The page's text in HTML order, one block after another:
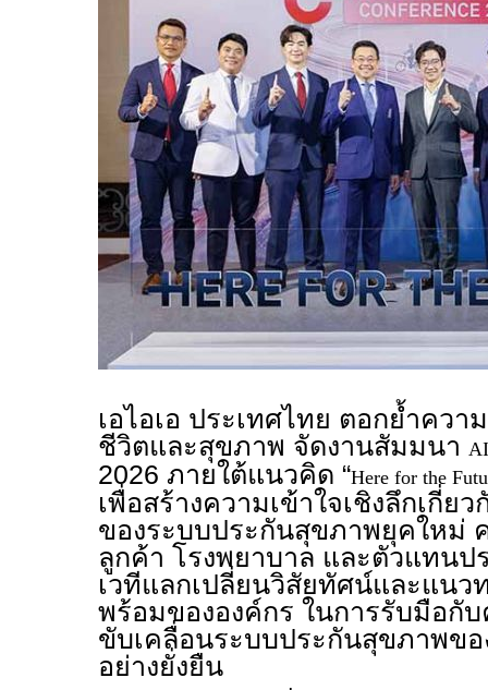
เอไอเอ ประเทศไทย ตอกย้ำคว
ชีวิตและสุขภาพ จัดงานสัมมนา
2026 ภายใต้แนวคิด “Here for the
เพื่อสร้างความเข้าใจเชิงลึกเกี่ย
ของระบบประกันสุขภาพยุคใหม่
ลูกค้า โรงพยาบาล และตัวแทนป
เวทีแลกเปลี่ยนวิสัยทัศน์และแนว
พร้อมขององค์กร ในการรับมือกั
ขับเคลื่อนระบบประกันสุขภาพขอ
อย่างยั่งยืน